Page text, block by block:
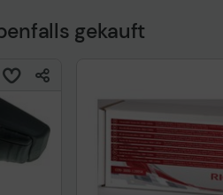
Technisches
gekauft